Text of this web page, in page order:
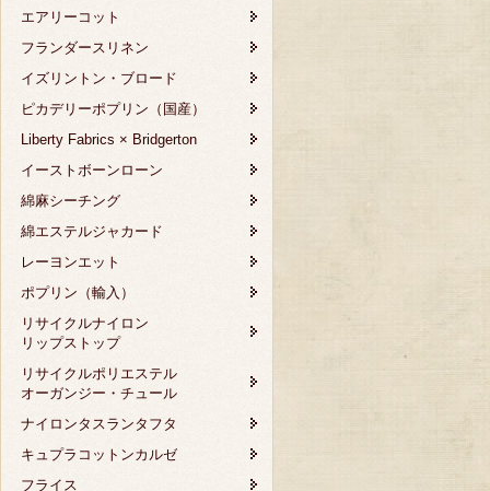
エアリーコット
フランダースリネン
イズリントン・ブロード
ピカデリーポプリン（国産）
Liberty Fabrics × Bridgerton
イーストボーンローン
綿麻シーチング
綿エステルジャカード
レーヨンエット
ポプリン（輸入）
リサイクルナイロン
リップストップ
リサイクルポリエステル
オーガンジー・チュール
ナイロンタスランタフタ
キュプラコットンカルゼ
フライス